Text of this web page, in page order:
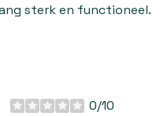
sterk en functioneel.
0/10